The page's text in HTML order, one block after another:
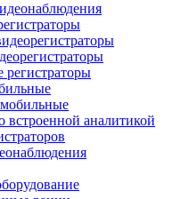
встроенной аналитикой